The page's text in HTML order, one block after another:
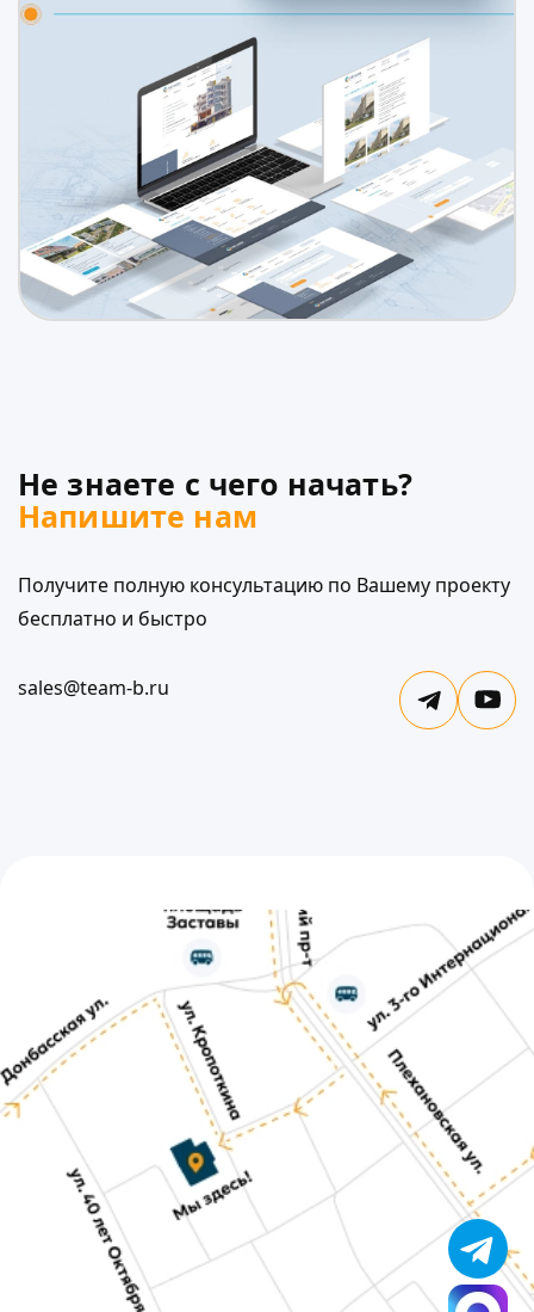
Не знаете с чего начать?
Напишите нам
Получите полную консультацию по Вашему проекту
бесплатно и быстро
sales@team-b.ru